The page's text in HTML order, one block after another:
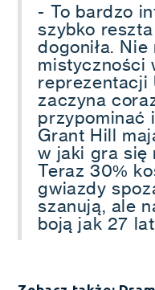
- To bardzo
szybko
dogoniła.
mistyczności
reprezentacji
zaczyna
przypominać
Grant Hill
w jaki gra się
Teraz 30%
gwiazdy
szanują, ale
boją jak 27